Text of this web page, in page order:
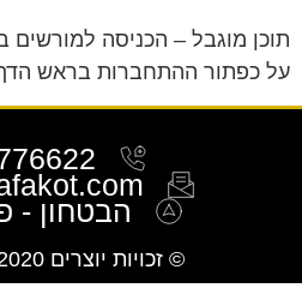
תוכן מוגבל – הכניסה למורשים
על כפתור ההתחברות בראש
© זכויות יוצרים 2020 | SB הפקות
הבטחון -